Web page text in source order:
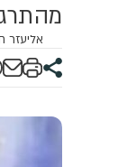
אליעזר